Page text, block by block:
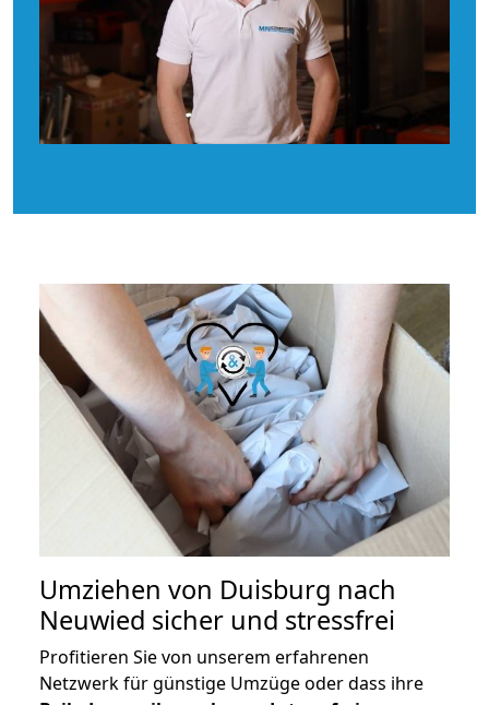
Umziehen von Duisburg nach
Neuwied sicher und stressfrei
Profitieren Sie von unserem erfahrenen
Netzwerk für günstige Umzüge oder dass ihre